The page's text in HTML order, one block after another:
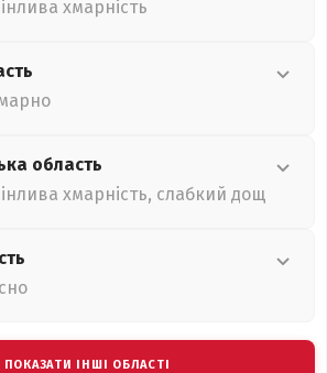
хмарність
область
хмарність, слабкий дощ
ПОКАЗАТИ ІНШІ ОБЛАСТІ